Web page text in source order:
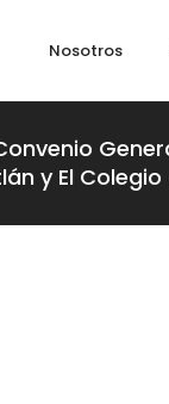
Nosotros
y El Colegio